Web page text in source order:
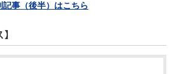
事（後半）はこちら